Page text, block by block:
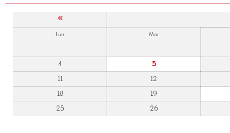
«
Lun Mar
4
5
11
12
18
19
25
26